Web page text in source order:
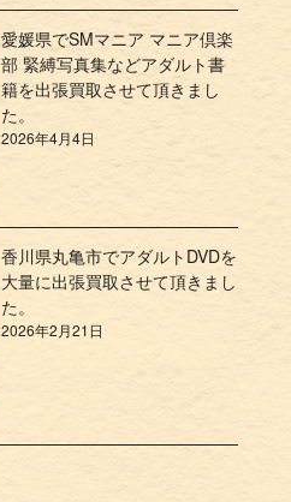
愛媛県でSMマニア マニア倶楽
部 緊縛写真集などアダルト書
籍を出張買取させて頂きまし
た。
2026年4月4日
香川県丸亀市でアダルトDVDを
大量に出張買取させて頂きまし
た。
2026年2月21日